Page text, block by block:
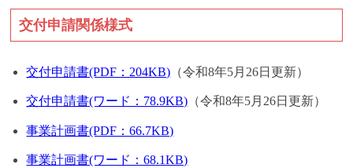
交付申請関係様式
交付申請書(PDF：204KB) （令和8年5月26日更新）
交付申請書(ワード：78.9KB) （令和8年5月26日更新）
事業計画書(PDF：66.7KB)
事業計画書(ワード：68.1KB)